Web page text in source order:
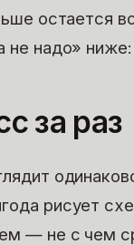
остается
не надо»
за раз
рисует
— не с чем